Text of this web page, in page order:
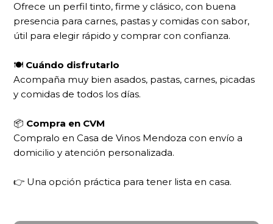
Ofrece un perfil tinto, firme y clásico, con buena
presencia para carnes, pastas y comidas con sabor,
útil para elegir rápido y comprar con confianza.
🍽 Cuándo disfrutarlo
Acompaña muy bien asados, pastas, carnes, picadas
y comidas de todos los días.
📦 Compra en CVM
Compralo en Casa de Vinos Mendoza con envío a
domicilio y atención personalizada.
👉 Una opción práctica para tener lista en casa.